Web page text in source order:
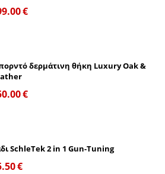
€
δερμάτινη θήκη Luxury Oak &
€
SchleTek 2 in 1 Gun-Tuning
€